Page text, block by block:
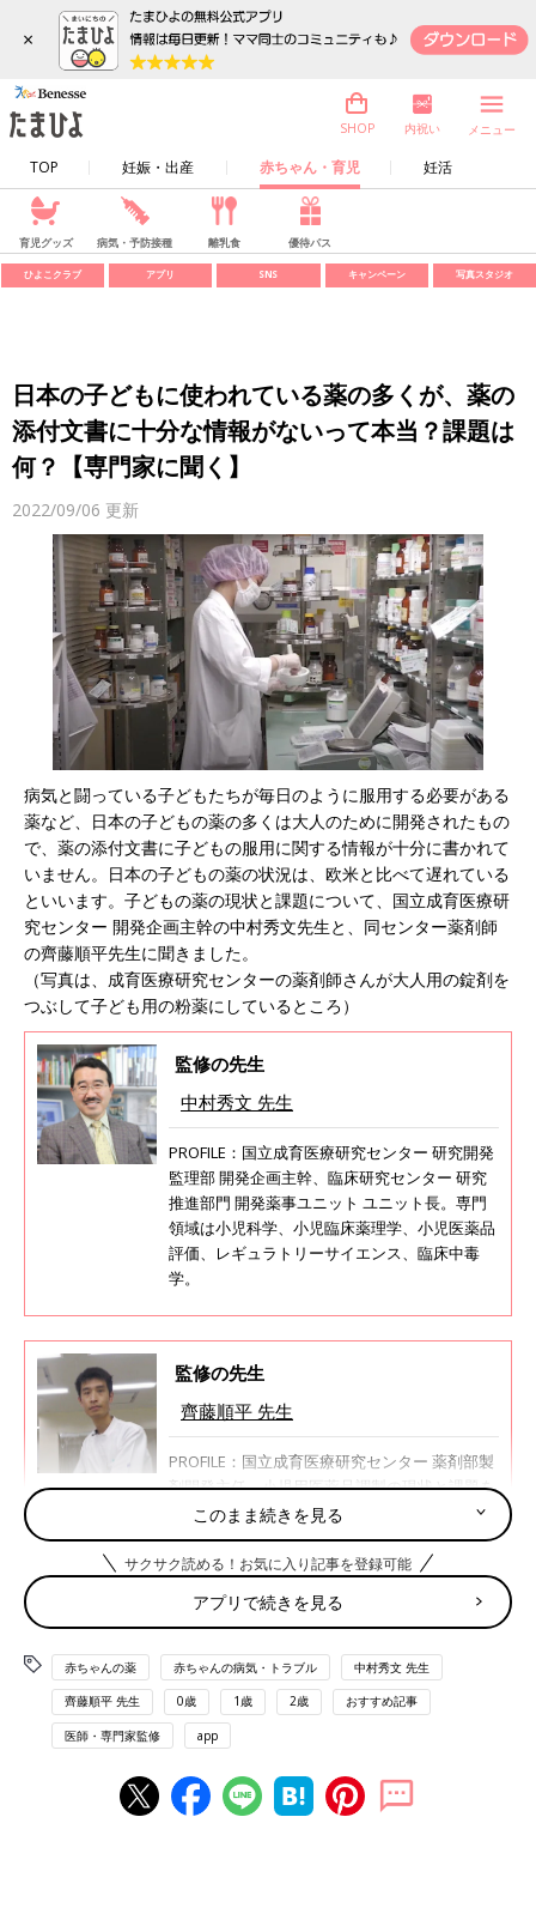
×
TOP 妊娠・出産 赤ちゃん・育児 妊活
SHOP 内祝い メニュー
育児グッズ 病気・予防接種 離乳食 優待パス
ひよこクラブ アプリ SNS キャンペーン 写真スタジオ
日本の子どもに使われている薬の多くが、薬の
添付文書に十分な情報がないって本当？課題は
何？【専門家に聞く】
2022/09/06 更新
病気と闘っている子どもたちが毎日のように服用する必要がある
薬など、日本の子どもの薬の多くは大人のために開発されたもの
で、薬の添付文書に子どもの服用に関する情報が十分に書かれて
いません。日本の子どもの薬の状況は、欧米と比べて遅れている
といいます。子どもの薬の現状と課題について、国立成育医療研
究センター 開発企画主幹の中村秀文先生と、同センター薬剤師
の齊藤順平先生に聞きました。
（写真は、成育医療研究センターの薬剤師さんが大人用の錠剤を
つぶして子ども用の粉薬にしているところ）
監修の先生
中村秀文 先生
PROFILE：国立成育医療研究センター 研究開発
監理部 開発企画主幹、臨床研究センター 研究
推進部門 開発薬事ユニット ユニット長。専門
領域は小児科学、小児臨床薬理学、小児医薬品
評価、レギュラトリーサイエンス、臨床中毒
学。
監修の先生
齊藤順平 先生
PROFILE：国立成育医療研究センター 薬剤部製
剤開発主任。小児用医薬品調製の現状と課題を
研究。子どもが飲みやすい薬の開発に取り組ん
でいる。
「実は薬に混ぜるのNG?! 」子どもに上
手に薬を飲ませるコツを薬剤師が解説
子どもに薬を飲ませるときに、上手くいかなく
て困ったことはありませんか？小さな子どもは
上手に薬を飲めないことや、嫌がることがよく
あります。でも、薬はしっかり飲まなければ効
もの薬の飲ませ方についてご紹介します。
子どもが飲む薬なのに、説明書に子どものための情
報が記載されていない!?
このまま続きを見る
サクサク読める！お気に入り記事を登録可能
アプリで続きを見る
赤ちゃんの薬 赤ちゃんの病気・トラブル 中村秀文 先生
齊藤順平 先生 0歳 1歳 2歳 おすすめ記事
医師・専門家監修 app